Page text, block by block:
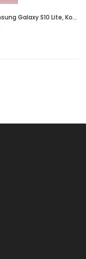
Kuori Samsung Galaxy S10 Lite, Kuoret Samsung Galaxy S10 Lite, Kotelo Samsung Galaxy S10 Lite Kukkak